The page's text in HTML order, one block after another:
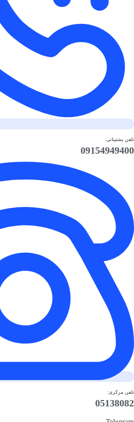
تلفن پشتیبانی:
09154949400
تلفن مرکزی:
05138082